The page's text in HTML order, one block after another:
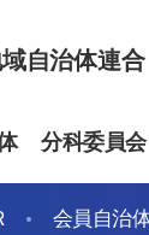
自治体連合
分科委員会
会員自治